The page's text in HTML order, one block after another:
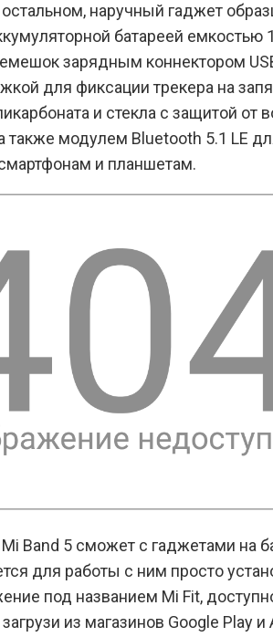
наручный гаджет
батареей емкостью
зарядным коннектором
для фиксации трекера на
и стекла с защитой от
также модулем Bluetooth 5.1 LE
и планшетам.
Mi Band 5 сможет с гаджетами на
для работы с ним просто
под названием Mi Fit,
из магазинов Google Play и